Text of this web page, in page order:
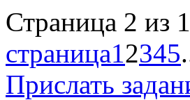
Страница 2 из
страница12345
Прислать